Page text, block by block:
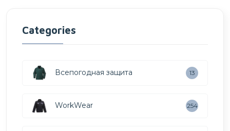
Categories
Всепогодная защита 13
WorkWear 254